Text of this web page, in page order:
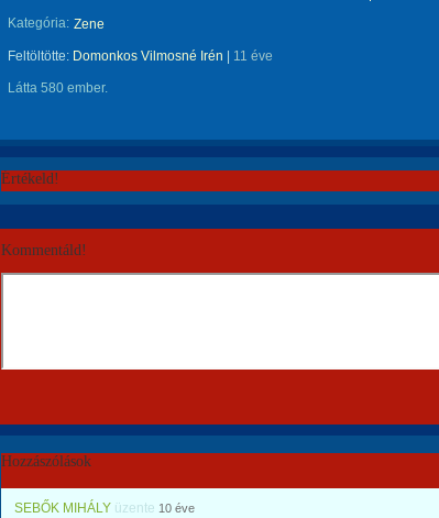
Kategória: Zene
Feltöltötte: Domonkos Vilmosné Irén 11 éve
Látta 580 ember.
Értékeld!
Kommentáld!
Hozzászólások
SEBŐK MIHÁLY üzente 10 éve